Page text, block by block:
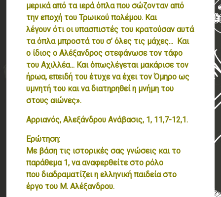
μερικά από τα ιερά όπλα που σώζονταν από
την εποχή του Τρωικού πολέμου. Και
λέγουν ότι οι υπασπιστές του κρατούσαν αυτά
τα όπλα μπροστά του σ’ όλες τις μάχες... Και
ο ίδιος ο Αλέξανδρος στεφάνωσε τον τάφο
του Αχιλλέα... Και όπωςλέγεται μακάρισε τον
ήρωα,επειδή του έτυχε να έχει τον Όμηρο ως
υμνητή του καινα διατηρηθεί η μνήμη του
στους αιώνες».
Αρριανός, Αλεξάνδρου Ανάβασις, 1, 11,7-12,1.
Ερώτηση:
Με βάση τις ιστορικές σας γνώσεις και το
παράθεμα 1, να αναφερθείτε στο ρόλο
που διαδραματίζει η ελληνική παιδεία στο
έργο του Μ. Αλέξανδρου.